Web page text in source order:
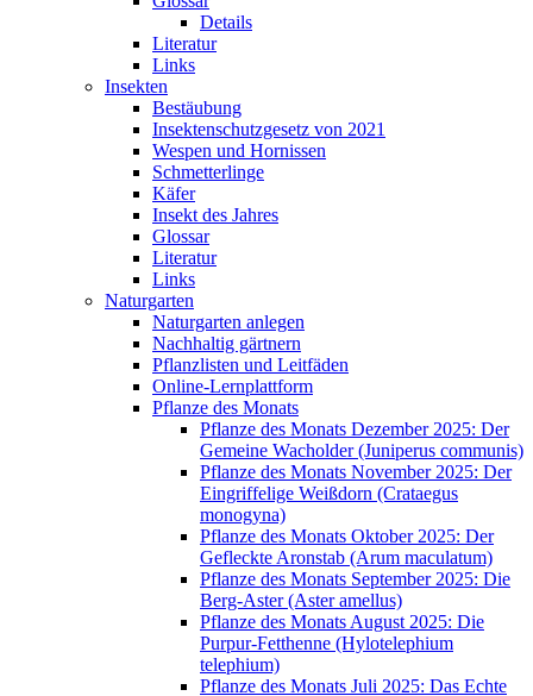
Details
Literatur
Links
Insekten
Bestäubung
Insektenschutzgesetz von 2021
Wespen und Hornissen
Schmetterlinge
Käfer
Insekt des Jahres
Glossar
Literatur
Links
Naturgarten
Naturgarten anlegen
Nachhaltig gärtnern
Pflanzlisten und Leitfäden
Online-Lernplattform
Pflanze des Monats
Pflanze des Monats Dezember 2025: Der
Gemeine Wacholder (Juniperus communis)
Pflanze des Monats November 2025: Der
Eingriffelige Weißdorn (Crataegus
monogyna)
Pflanze des Monats Oktober 2025: Der
Gefleckte Aronstab (Arum maculatum)
Pflanze des Monats September 2025: Die
Berg-Aster (Aster amellus)
Pflanze des Monats August 2025: Die
Purpur-Fetthenne (Hylotelephium
telephium)
Pflanze des Monats Juli 2025: Das Echte